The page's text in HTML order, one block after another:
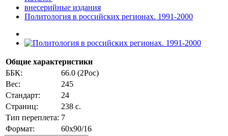
внесерийные издания
Политология в российских регионах. 1991-2000
Общие характеристики
ББК:
66.0 (2Рос)
Вес:
245
Стандарт:
24
Страниц:
238 с.
Тип переплета: 7
Формат:
60х90/16